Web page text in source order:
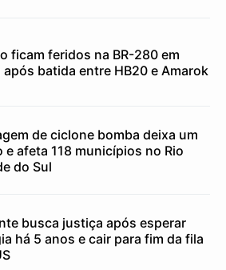
ficam feridos na BR-280 em
após batida entre HB20 e Amarok
de ciclone bomba deixa um
e afeta 118 municípios no Rio
do Sul
busca justiça após esperar
há 5 anos e cair para fim da fila